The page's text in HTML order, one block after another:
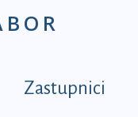
izbornik
Zastupnici